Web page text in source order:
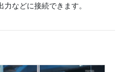
などに接続できます。